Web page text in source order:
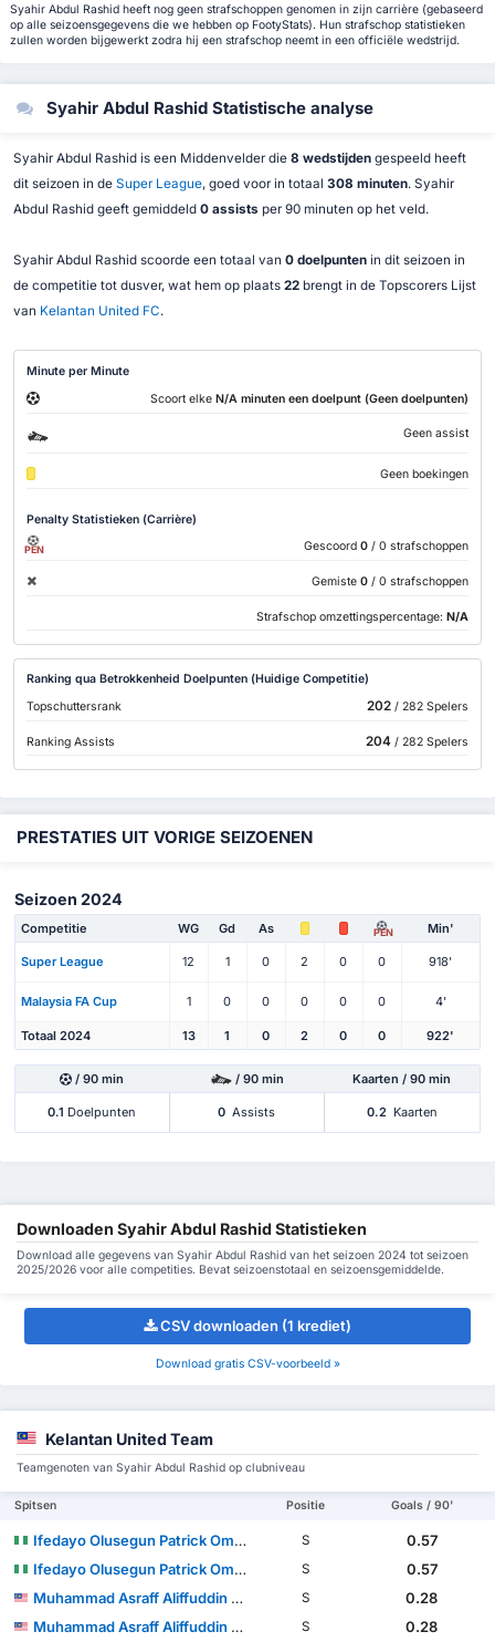
Syahir Abdul Rashid heeft nog geen strafschoppen genomen in zijn carrière (gebaseerd
op alle seizoensgegevens die we hebben op FootyStats). Hun strafschop statistieken
zullen worden bijgewerkt zodra hij een strafschop neemt in een officiële wedstrijd.
Syahir Abdul Rashid Statistische analyse
Syahir Abdul Rashid is een Middenvelder die 8 wedstijdengespeeld heeft
dit seizoen in de Super League, goed voor in totaal 308 minuten. Syahir
Abdul Rashid geeft gemiddeld 0 assists per 90 minuten op het veld.
Syahir Abdul Rashid scoorde een totaal van 0 doelpuntenin dit seizoen in
de competitie tot dusver, wat hem op plaats 22brengt in de Topscorers Lijst
van Kelantan United FC.
Minute per Minute
Scoort elke N/A minuten een doelpunt (Geen doelpunten)
Geen assist
Geen boekingen
Penalty Statistieken (Carrière)
PEN Gescoord 0 / 0 strafschoppen
Gemiste 0 / 0 strafschoppen
Strafschop omzettingspercentage: N/A
Ranking qua Betrokkenheid Doelpunten (Huidige Competitie)
Topschuttersrank
202/ 282 Spelers
Ranking Assists 204/ 282 Spelers
PRESTATIES UIT VORIGE SEIZOENEN
Seizoen 2024
Competitie WG Gd As PEN Min'
Super League 12 1 0 2 0 0 918'
Malaysia FA Cup 1 0 0 0 0 0 4'
Totaal 2024 13 1 0 2 0 0 922'
/ 90 min / 90 min Kaarten / 90 min
0.1 Doelpunten 0 Assists 0.2 Kaarten
Downloaden Syahir Abdul Rashid Statistieken
Download alle gegevens van Syahir Abdul Rashid van het seizoen 2024 tot seizoen
2025/2026 voor alle competities. Bevat seizoenstotaal en seizoensgemiddelde.
CSV downloaden (1 krediet)
Download gratis CSV-voorbeeld »
Kelantan United Team
Teamgenoten van Syahir Abdul Rashid op clubniveau
Spitsen Positie Goals / 90'
Ifedayo Olusegun Patrick Omosuyi S
0.57
Ifedayo Olusegun Patrick Omosuyi
S
0.57
Muhammad Asraff Aliffuddin bin Yasin
S
0.28
Muhammad Asraff Aliffuddin bin Yasin
S 0.28